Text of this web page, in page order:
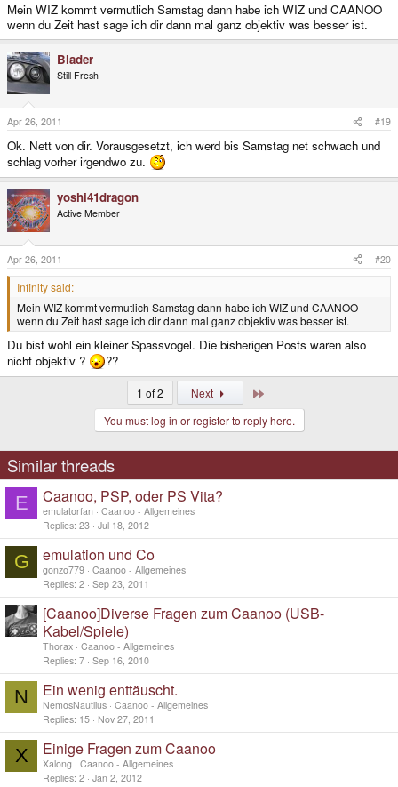
Mein WIZ kommt vermutlich Samstag dann habe ich WIZ und CAANOO
wenn du Zeit hast sage ich dir dann mal ganz objektiv was besser ist.
Blader
Still Fresh
Apr 26, 2011 #19
Ok. Nett von dir. Vorausgesetzt, ich werd bis Samstag net schwach und
schlag vorher irgendwo zu.
yoshi41dragon
Active Member
Apr 26, 2011 #20
Infinity said:
Mein WIZ kommt vermutlich Samstag dann habe ich WIZ und CAANOO
wenn du Zeit hast sage ich dir dann mal ganz objektiv was besser ist.
Du bist wohl ein kleiner Spassvogel. Die bisherigen Posts waren also
nicht objektiv ?
??
1 of 2 Next
You must log in or register to reply here.
Similar threads
E Caanoo, PSP, oder PS Vita?
emulatorfan
Caanoo - Allgemeines
Replies 23 Jul 18, 2012
G emulation und Co
gonzo779 Caanoo - Allgemeines
Replies 2 Sep 23, 2011
[Caanoo]Diverse Fragen zum Caanoo (USB-
Kabel/Spiele)
Thorax Caanoo - Allgemeines
Replies 7 Sep 16, 2010
N Ein wenig enttäuscht.
NemosNautlius Caanoo - Allgemeines
Replies 15 Nov 27, 2011
X Einige Fragen zum Caanoo
Xalong
Caanoo - Allgemeines
Replies 2 Jan 2, 2012